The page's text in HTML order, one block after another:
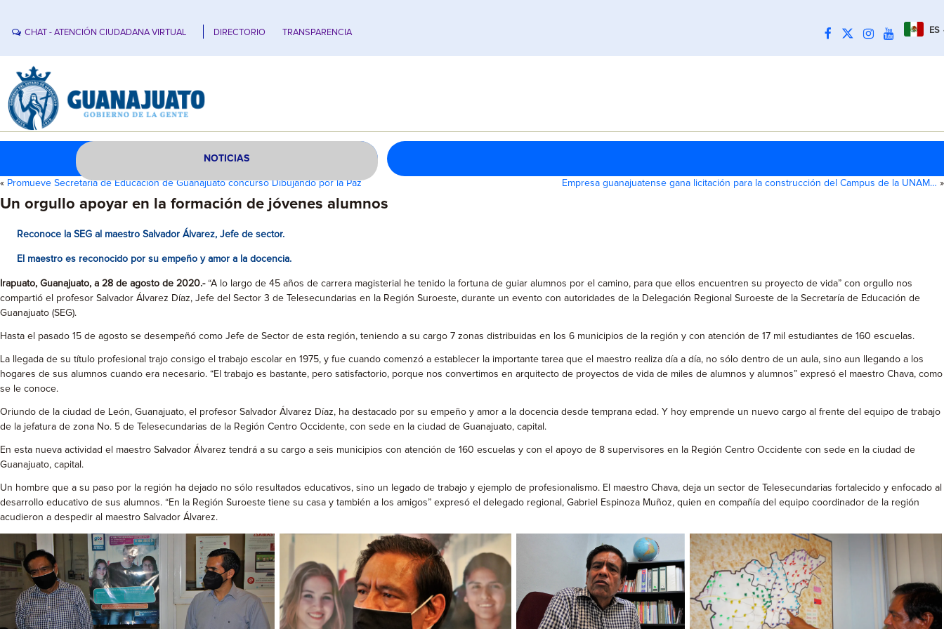
CHAT - ATENCIÓN CIUDADANA VIRTUAL DIRECTORIO TRANSPARENCIA ES
NOTICIAS
« Promueve Secretaría de Educación de Guanajuato concurso Dibujando por la Paz Empresa guanajuatense gana licitación para la construcción del Campus de la UNAM… »
Un orgullo apoyar en la formación de jóvenes alumnos
Reconoce la SEG al maestro Salvador Álvarez, Jefe de sector.
El maestro es reconocido por su empeño y amor a la docencia.
Irapuato, Guanajuato, a 28 de agosto de 2020.- “A lo largo de 45 años de carrera magisterial he tenido la fortuna de guiar alumnos por el camino, para que ellos encuentren su proyecto de vida” con orgullo nos
compartió el profesor Salvador Álvarez Díaz, Jefe del Sector 3 de Telesecundarias en la Región Suroeste, durante un evento con autoridades de la Delegación Regional Suroeste de la Secretaría de Educación de
Guanajuato (SEG).
Hasta el pasado 15 de agosto se desempeñó como Jefe de Sector de esta región, teniendo a su cargo 7 zonas distribuidas en los 6 municipios de la región y con atención de 17 mil estudiantes de 160 escuelas.
La llegada de su título profesional trajo consigo el trabajo escolar en 1975, y fue cuando comenzó a establecer la importante tarea que el maestro realiza día a día, no sólo dentro de un aula, sino aun llegando a los
hogares de sus alumnos cuando era necesario. “El trabajo es bastante, pero satisfactorio, porque nos convertimos en arquitecto de proyectos de vida de miles de alumnos y alumnos” expresó el maestro Chava, como
se le conoce.
Oriundo de la ciudad de León, Guanajuato, el profesor Salvador Álvarez Díaz, ha destacado por su empeño y amor a la docencia desde temprana edad. Y hoy emprende un nuevo cargo al frente del equipo de trabajo
de la jefatura de zona No. 5 de Telesecundarias de la Región Centro Occidente, con sede en la ciudad de Guanajuato, capital.
En esta nueva actividad el maestro Salvador Álvarez tendrá a su cargo a seis municipios con atención de 160 escuelas y con el apoyo de 8 supervisores en la Región Centro Occidente con sede en la ciudad de
Guanajuato, capital.
Un hombre que a su paso por la región ha dejado no sólo resultados educativos, sino un legado de trabajo y ejemplo de profesionalismo. El maestro Chava, deja un sector de Telesecundarias fortalecido y enfocado al
desarrollo educativo de sus alumnos. “En la Región Suroeste tiene su casa y también a los amigos” expresó el delegado regional, Gabriel Espinoza Muñoz, quien en compañía del equipo coordinador de la región
acudieron a despedir al maestro Salvador Álvarez.